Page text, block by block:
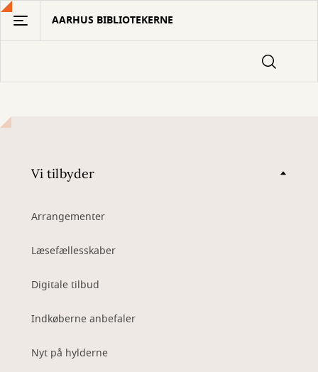
Gå
hovedindhold
AARHUS BIBLIOTEKERNE
Vi tilbyder
Arrangementer
Læsefællesskaber
Digitale tilbud
Indkøberne anbefaler
Nyt på hylderne